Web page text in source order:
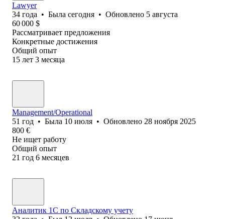
Lawyer
34 года • Была сегодня • Обновлено 5 августа
60 000 $
Рассматривает предложения
Конкретные достижения
Общий опыт
15 лет 3 месяца
Management/Operational
51 год • Была 10 июля • Обновлено 28 ноября 2025
800 €
Не ищет работу
Общий опыт
21 год 6 месяцев
Аналитик 1С по Складскому учету